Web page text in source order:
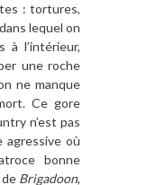
: tortures,
lequel on
à l’intérieur,
une roche
ne manque
Ce gore
n’est pas
agressive où
bonne
Brigadoon,